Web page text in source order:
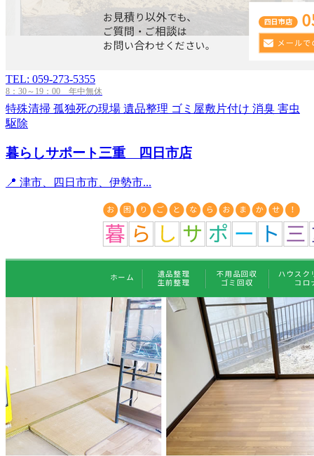
TEL: 059-273-5355
8：30～19：00 年中無休
特殊清掃 孤独死の現場 遺品整理 ゴミ屋敷片付け 消臭 害虫
駆除
暮らしサポート三重 四日市店
📍 津市、四日市市、伊勢市...